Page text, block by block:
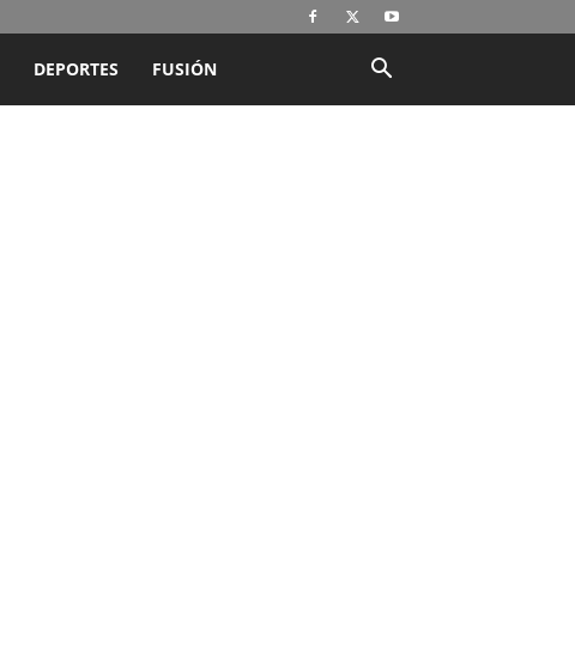
DEPORTES FUSIÓN